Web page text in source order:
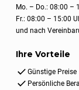
Mo. – Do.: 08:00 –
Fr.: 08:00 – 15:00
und nach
Ihre Vorteile
Günstige Preise
Persönliche